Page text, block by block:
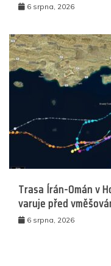
6 srpna, 2026
Trasa Írán-Omán v
varuje před
6 srpna, 2026